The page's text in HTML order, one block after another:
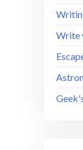
Write